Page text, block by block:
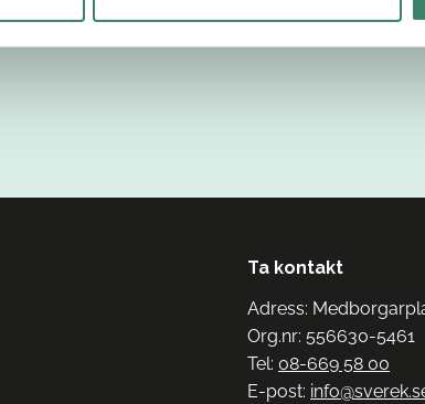
Ta kontakt
Adress:
Org.nr: 556630-5461
Tel: 08-669 58 00
E-post: